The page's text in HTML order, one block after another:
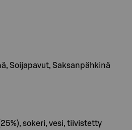
Soijapavut, Saksanpähkinä
sokeri, vesi, tiivistetty